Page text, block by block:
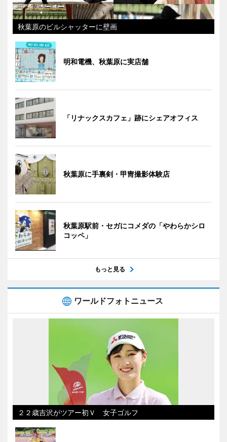
秋葉原のビルシャッターに壁画
明和電機、秋葉原に実店舗
「リナックスカフェ」跡にシェアオフィス
秋葉原に手裏剣・甲冑撮影体験店
秋葉原駅前・セガにコメダの「やわらかシロ
コッペ」
もっと見る
ワールドフォトニュース
２２歳吉沢がツアー初Ｖ 女子ゴルフ